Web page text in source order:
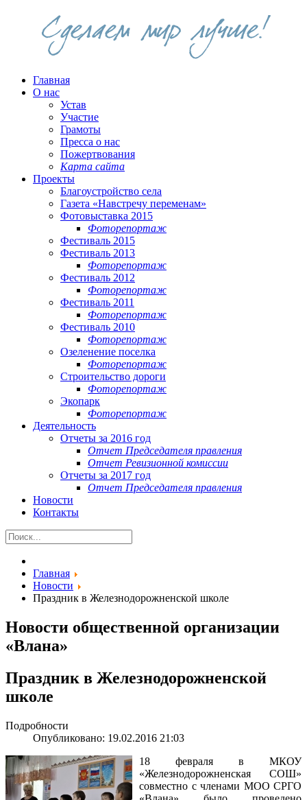
Главная
О нас
Устав
Участие
Грамоты
Пресса о нас
Пожертвования
Карта сайта
Проекты
Благоустройство села
Газета «Навстречу переменам»
Фотовыставка 2015
Фоторепортаж
Фестиваль 2015
Фестиваль 2013
Фоторепортаж
Фестиваль 2012
Фоторепортаж
Фестиваль 2011
Фоторепортаж
Фестиваль 2010
Фоторепортаж
Озеленение поселка
Фоторепортаж
Строительство дороги
Фоторепортаж
Экопарк
Фоторепортаж
Деятельность
Отчеты за 2016 год
Отчет Председателя правления
Отчет Ревизионной комиссии
Отчеты за 2017 год
Отчет Председателя правления
Новости
Контакты
Главная
Новости
Праздник в Железнодорожненской школе
Новости общественной организации
«Влана»
Праздник в Железнодорожненской
школе
Подробности
Опубликовано: 19.02.2016 21:03
18 февраля в МКОУ
«Железнодорожненская СОШ»
совместно с членами МОО СРГО